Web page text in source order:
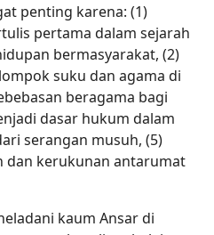
penting karena: (1)
pertama dalam sejarah
bermasyarakat, (2)
suku dan agama di
beragama bagi
dasar hukum dalam
serangan musuh, (5)
dan kerukunan antarumat
kaum Ansar di